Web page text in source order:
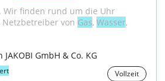
Wir finden rund um die Uhr
von Gas, Wasser,
GmbH & Co. KG
Vollzeit